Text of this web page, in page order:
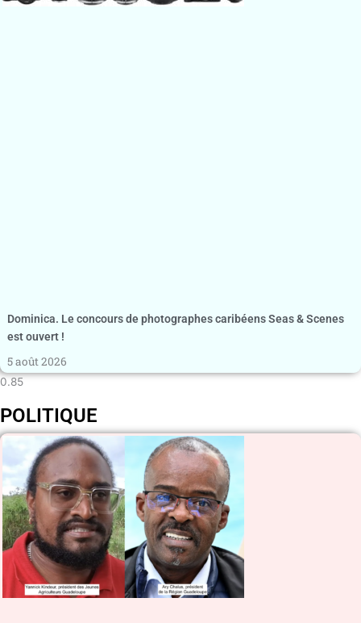
Dominica. Le concours de photographes caribéens Seas & Scenes
est ouvert !
5 août 2026
POLITIQUE